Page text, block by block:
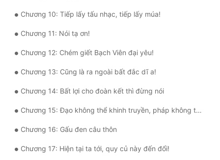
Sủng
Thanh Xuân
Tiên Hiệp
Tiểu Thuyết
Trinh Thám
Triều Đấu
Trùng Sinh
Trọng Sinh
Chương 10: Tiếp lấy tấu nhạc, tiếp lấy múa!
Chương 11: Nói tạ ơn!
Chương 12: Chém giết Bạch Viên đại yêu!
Chương 13: Cũng là ra ngoài bất đắc dĩ a!
Chương 14: Bất lợi cho đoàn kết thì đừng nói
Chương 15: Đạo không thể khinh truyền, pháp không thể nhẹ thụ!
Chương 16: Gấu đen câu thôn
Chương 17: Hiện tại ta tới, quy củ này đến đổi!